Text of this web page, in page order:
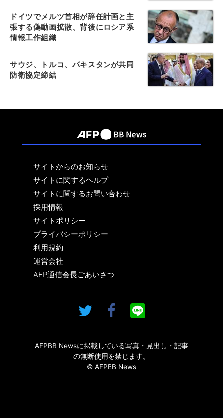
ドイツでメルツ首相が辞任計画と主
張する偽動画拡散、背後にロシア系
情報工作組織
サウジ、トルコ、パキスタンが共同
防衛協定締結
サイトからのお知らせ
サイトに関するヘルプ
サイトに関するお問い合わせ
採用情報
サイトポリシー
プライバシーポリシー
利用規約
運営会社
AFP通信会長ごあいさつ
AFPBB Newsに掲載している写真・見出し・記事
の無断使用を禁じます。
© AFPBB News